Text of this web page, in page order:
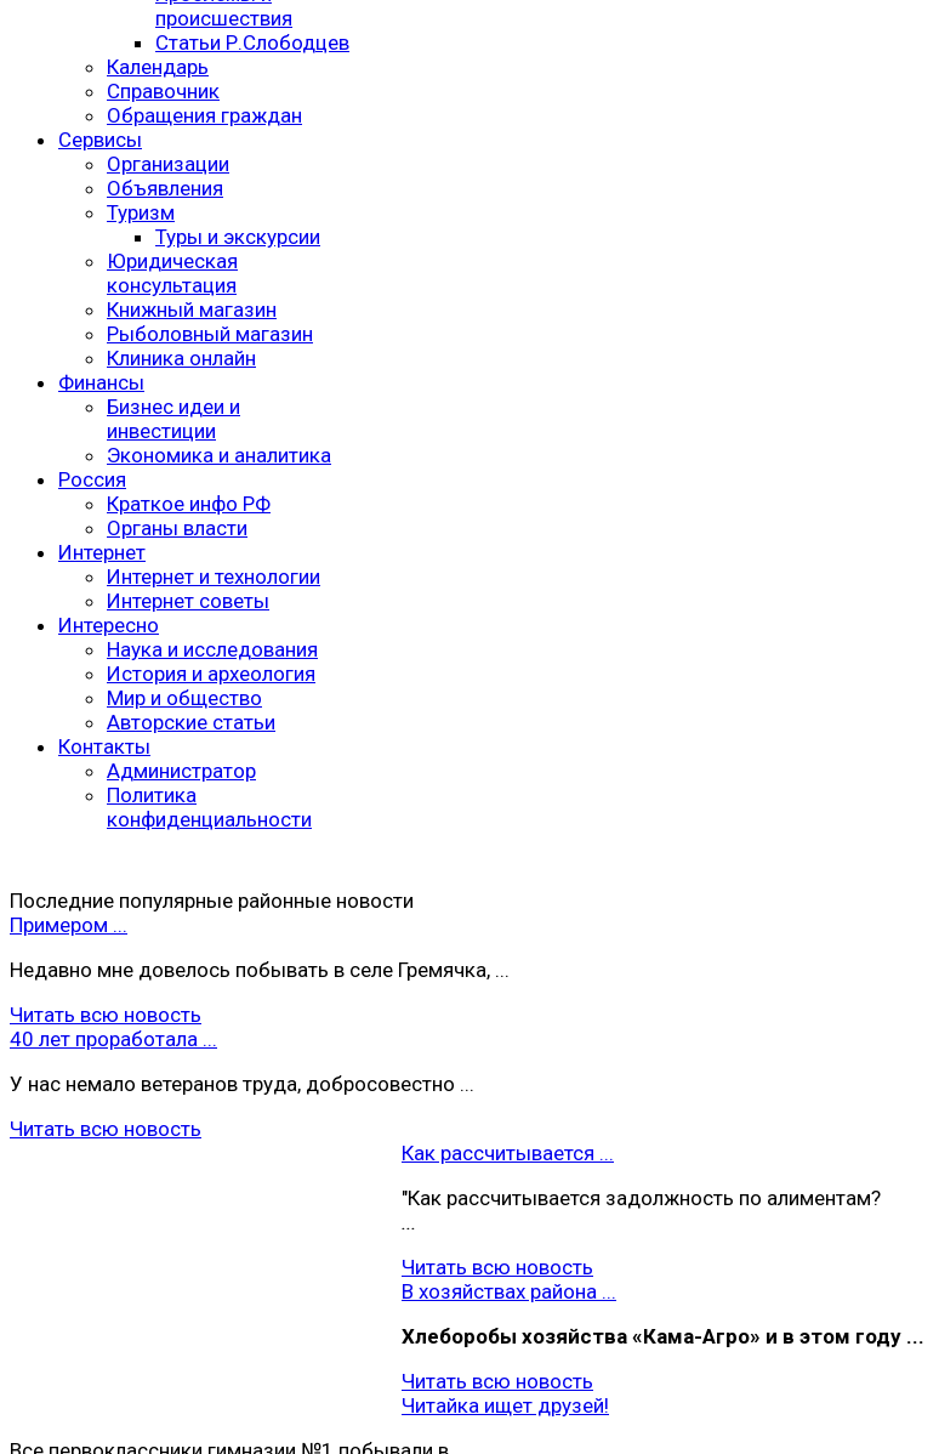
происшествия
Статьи Р.Слободцев
Календарь
Справочник
Обращения граждан
Сервисы
Организации
Объявления
Туризм
Туры и экскурсии
Юридическая
консультация
Книжный магазин
Рыболовный магазин
Клиника онлайн
Финансы
Бизнес идеи и
инвестиции
Экономика и аналитика
Россия
Краткое инфо РФ
Органы власти
Интернет
Интернет и технологии
Интернет советы
Интересно
Наука и исследования
История и археология
Мир и общество
Авторские статьи
Контакты
Администратор
Политика
конфиденциальности
Последние популярные районные новости
Примером ...
Недавно мне довелось побывать в селе Гремячка, ...
Читать всю новость
40 лет проработала ...
У нас немало ветеранов труда, добросовестно ...
Читать всю новость
Как рассчитывается ...
"Как рассчитывается задолжность по алиментам?
...
Читать всю новость
В хозяйствах района ...
Хлеборобы хoзяйства «Кама-Агро» и в этом году ...
Читать всю новость
Читайка ищет друзей!